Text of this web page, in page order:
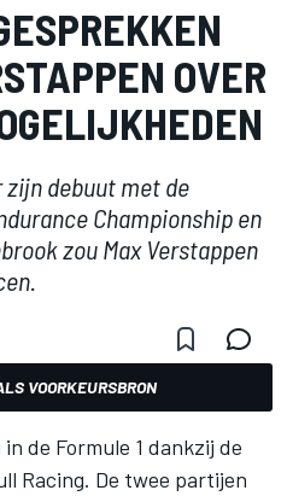
OVER
zijn debuut met de
Championship en
zou Max Verstappen
VOORKEURSBRON
de Formule 1 dankzij de
Racing. De twee partijen